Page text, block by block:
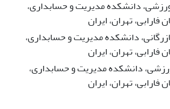
دانشکده مدیریت و حسابداری،
تهران، ایران
دانشکده مدیریت و حسابداری،
تهران، ایران
دانشکده مدیریت و حسابداری،
تهران، ایران